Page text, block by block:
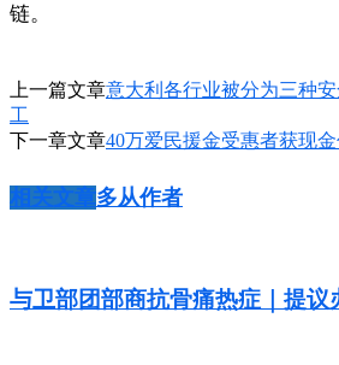
链。
上一篇文章意大利各行业被分为三种
工
下一章文章40万爱民援金受惠者获现
相关文章多从作者
与卫部团部商抗骨痛热症｜提议